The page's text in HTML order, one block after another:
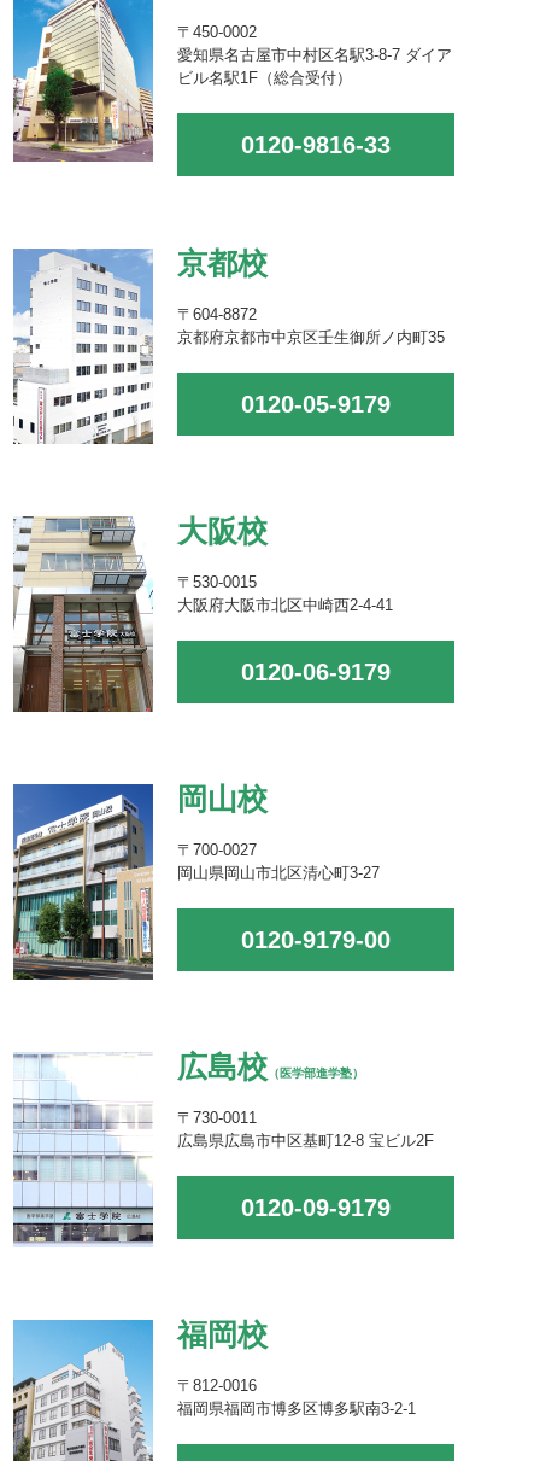
〒450-0002
愛知県名古屋市中村区名駅3-8-7 ダイア
ビル名駅1F（総合受付）
0120-9816-33
京都校
〒604-8872
京都府京都市中京区壬生御所ノ内町35
0120-05-9179
大阪校
〒530-0015
大阪府大阪市北区中崎西2-4-41
0120-06-9179
岡山校
〒700-0027
岡山県岡山市北区清心町3-27
0120-9179-00
広島校 （医学部進学塾）
〒730-0011
広島県広島市中区基町12-8 宝ビル2F
0120-09-9179
福岡校
〒812-0016
福岡県福岡市博多区博多駅南3-2-1